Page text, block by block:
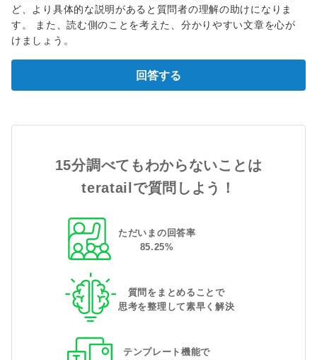
ど、より具体的な説明があると質問者の理解の助けになりま
す。 また、読む側のことを考えた、分かりやすい文章を心が
けましょう。
回答する
15分調べてもわからないことは
teratailで質問しよう！
ただいまの回答率
85.25%
質問をまとめることで
思考を整理して素早く解決
テンプレート機能で